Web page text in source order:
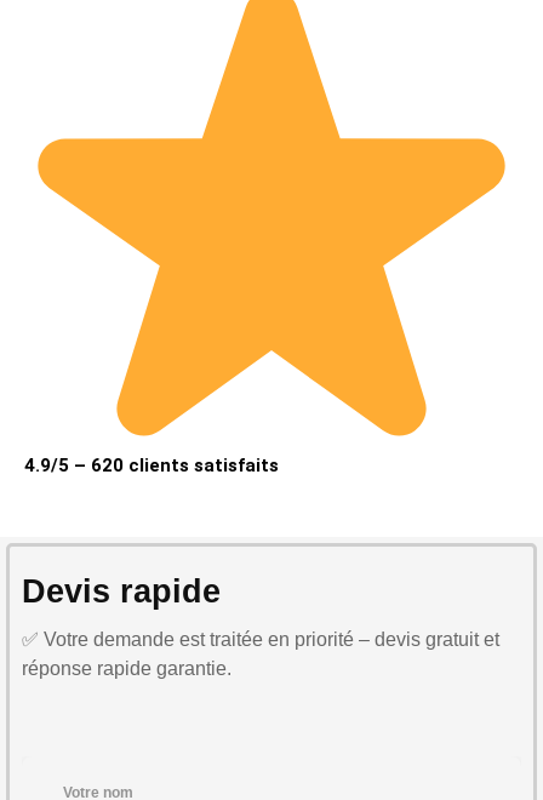
4.9/5 – 620 clients satisfaits
Devis rapide
✅ Votre demande est traitée en priorité – devis gratuit et
réponse rapide garantie.
Votre nom